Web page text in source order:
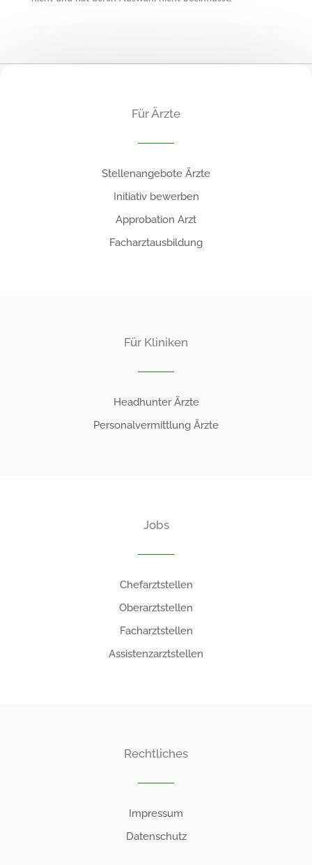
Für Ärzte
Stellenangebote Ärzte
Initiativ bewerben
Approbation Arzt
Facharztausbildung
Für Kliniken
Headhunter Ärzte
Personalvermittlung Ärzte
Jobs
Chefarztstellen
Oberarztstellen
Facharztstellen
Assistenzarztstellen
Rechtliches
Impressum
Datenschutz